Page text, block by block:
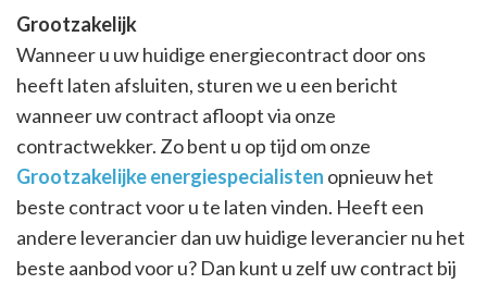
Grootzakelijk
Wanneer u uw huidige energiecontract door ons
heeft laten afsluiten, sturen we u een bericht
wanneer uw contract afloopt via onze
contractwekker. Zo bent u op tijd om onze
Grootzakelijke energiespecialisten opnieuw het
beste contract voor u te laten vinden. Heeft een
andere leverancier dan uw huidige leverancier nu het
beste aanbod voor u? Dan kunt u zelf uw contract bij